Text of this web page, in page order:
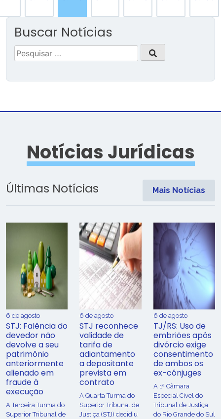
Buscar Notícias
Pesquisar
por:
Notícias Jurídicas
Últimas Notícias Mais Notícias
6 de agosto
STJ: Falência do
devedor não
devolve a seu
patrimônio
anteriormente
alienado em
fraude à
execução
A Terceira Turma do
Superior Tribunal de
6 de agosto
STJ reconhece
validade de
tarifa de
adiantamento
a depositante
prevista em
contrato
A Quarta Turma do
Superior Tribunal de
Justiça (STJ) decidiu
6 de agosto
TJ/RS: Uso de
embriões após
divórcio exige
consentimento
de ambos os
ex-cônjuges
A 1ª Câmara
Especial Cível do
Tribunal de Justiça
do Rio Grande do Sul